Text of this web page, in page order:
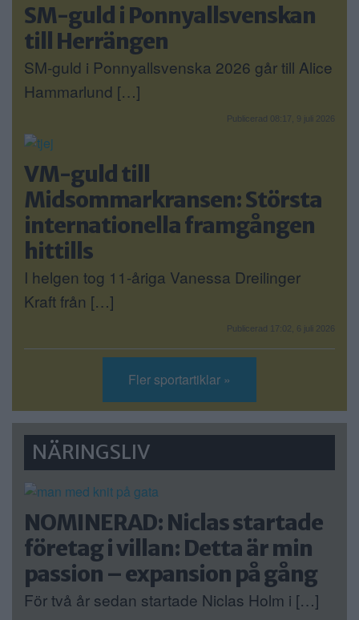
SM-guld i Ponnyallsvenskan
till Herrängen
SM-guld i Ponnyallsvenska 2026 går till Alice
Hammarlund […]
Publicerad 08:17, 9 juli 2026
VM-guld till
Midsommarkransen: Största
internationella framgången
hittills
I helgen tog 11-åriga Vanessa Dreilinger
Kraft från […]
Publicerad 17:02, 6 juli 2026
Fler sportartiklar »
NÄRINGSLIV
NOMINERAD: Niclas startade
företag i villan: Detta är min
passion – expansion på gång
För två år sedan startade Niclas Holm i […]